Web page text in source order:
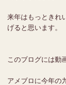
来年はもっときれ
げると思います。
このブログには動
アメブロに今年の